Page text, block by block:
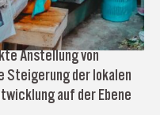
Anstellung von
Steigerung der lokalen
auf der Ebene